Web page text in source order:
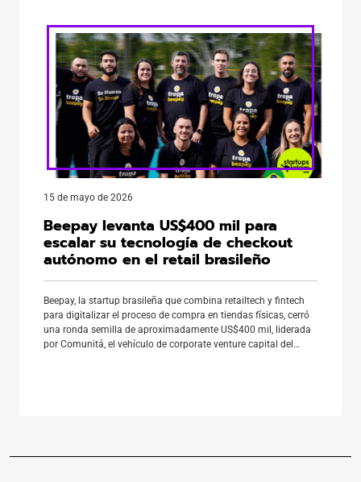
15 de mayo de 2026
Beepay levanta US$400 mil para
escalar su tecnología de checkout
autónomo en el retail brasileño
Beepay, la startup brasileña que combina retailtech y fintech
para digitalizar el proceso de compra en tiendas físicas, cerró
una ronda semilla de aproximadamente US$400 mil, liderada
por Comunitá, el vehículo de corporate venture capital del